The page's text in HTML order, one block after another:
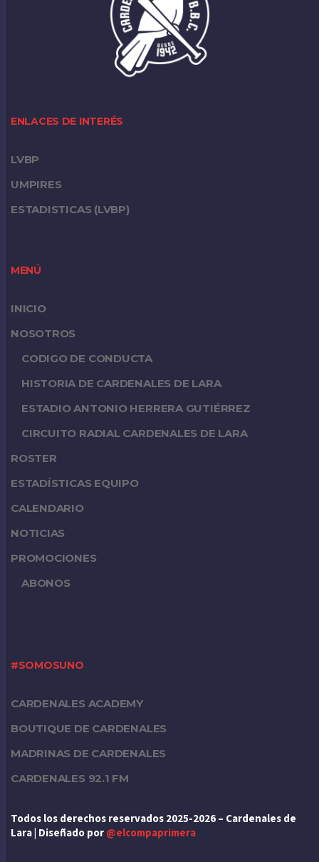
ENLACES DE INTERÉS
LVBP
UMPIRES
ESTADISTICAS (LVBP)
MENÚ
INICIO
NOSOTROS
CODIGO DE CONDUCTA
HISTORIA DE CARDENALES DE LARA
ESTADIO ANTONIO HERRERA GUTIÉRREZ
CIRCUITO RADIAL CARDENALES DE LARA
ROSTER
ESTADÍSTICAS EQUIPO
CALENDARIO
NOTICIAS
PROMOCIONES
ABONOS
#SOMOSUNO
CARDENALES ACADEMY
BOUTIQUE DE CARDENALES
MADRINAS DE CARDENALES
CARDENALES 92.1 FM
Todos los derechos reservados 2025-2026 – Cardenales de
Lara | Diseñado por@elcompaprimera